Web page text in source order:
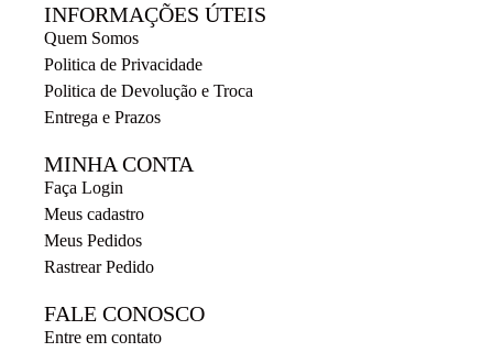
INFORMAÇÕES ÚTEIS
Quem Somos
Politica de Privacidade
Politica de Devolução e Troca
Entrega e Prazos
MINHA CONTA
Faça Login
Meus cadastro
Meus Pedidos
Rastrear Pedido
FALE CONOSCO
Entre em contato